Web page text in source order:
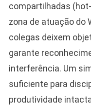
compartilhadas
zona de atuação do
colegas deixem
garante
interferência. Um
suficiente para
produtividade